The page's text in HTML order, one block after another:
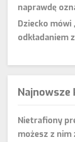
naprawdę
Dziecko mówi
odkładaniem
Najnowsze
Nietrafiony
możesz z